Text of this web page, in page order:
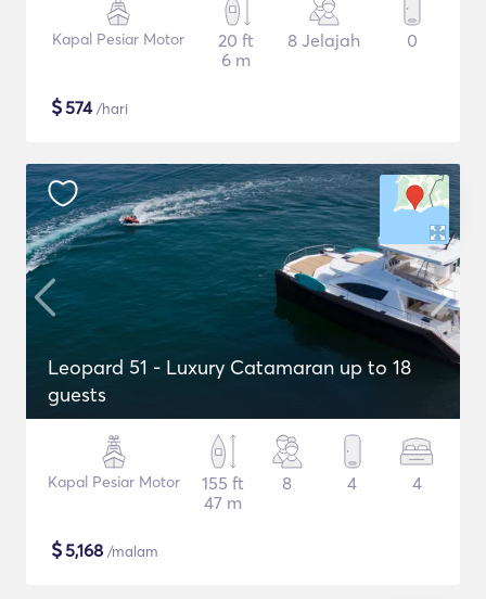
Kapal Pesiar Motor
20 ft
6 m
8 Jelajah 0
$574/hari
Leopard 51 - Luxury Catamaran up to 18
guests
Kapal Pesiar Motor
155 ft
47 m
8 4 4
$5,168 /malam